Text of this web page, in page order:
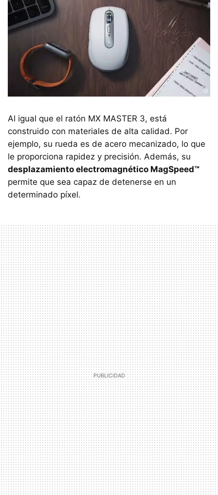
Al igual que el ratón MX MASTER 3, está
construido con materiales de alta calidad. Por
ejemplo, su rueda es de acero mecanizado, lo que
le proporciona rapidez y precisión. Además, su
desplazamiento electromagnético MagSpeed™
permite que sea capaz de detenerse en un
determinado píxel.